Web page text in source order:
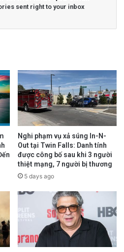
Tiếng Việt
sent right to your inbox
Nghi phạm vụ xả súng In-N-
Out tại Twin Falls: Danh tính
được công bố sau khi 3 người
thiệt mạng, 7 người bị thương
5 days ago